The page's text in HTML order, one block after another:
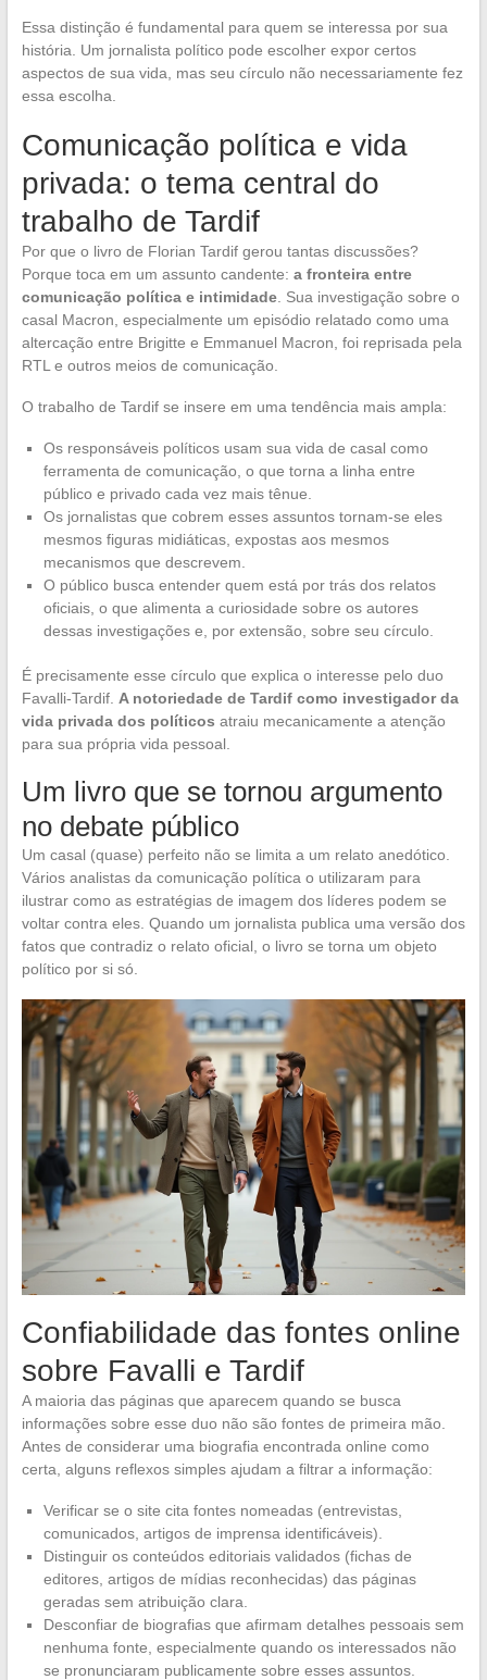
Essa distinção é fundamental para quem se interessa por sua
história. Um jornalista político pode escolher expor certos
aspectos de sua vida, mas seu círculo não necessariamente fez
essa escolha.
Comunicação política e vida
privada: o tema central do
trabalho de Tardif
Por que o livro de Florian Tardif gerou tantas discussões?
Porque toca em um assunto candente: a fronteira entre
comunicação política e intimidade. Sua investigação sobre o
casal Macron, especialmente um episódio relatado como uma
altercação entre Brigitte e Emmanuel Macron, foi reprisada pela
RTL e outros meios de comunicação.
O trabalho de Tardif se insere em uma tendência mais ampla:
Os responsáveis políticos usam sua vida de casal como
ferramenta de comunicação, o que torna a linha entre
público e privado cada vez mais tênue.
Os jornalistas que cobrem esses assuntos tornam-se eles
mesmos figuras midiáticas, expostas aos mesmos
mecanismos que descrevem.
O público busca entender quem está por trás dos relatos
oficiais, o que alimenta a curiosidade sobre os autores
dessas investigações e, por extensão, sobre seu círculo.
É precisamente esse círculo que explica o interesse pelo duo
Favalli-Tardif. A notoriedade de Tardif como investigador da
vida privada dos políticos atraiu mecanicamente a atenção
para sua própria vida pessoal.
Um livro que se tornou argumento
no debate público
Um casal (quase) perfeito não se limita a um relato anedótico.
Vários analistas da comunicação política o utilizaram para
ilustrar como as estratégias de imagem dos líderes podem se
voltar contra eles. Quando um jornalista publica uma versão dos
fatos que contradiz o relato oficial, o livro se torna um objeto
político por si só.
Confiabilidade das fontes online
sobre Favalli e Tardif
A maioria das páginas que aparecem quando se busca
informações sobre esse duo não são fontes de primeira mão.
Antes de considerar uma biografia encontrada online como
certa, alguns reflexos simples ajudam a filtrar a informação:
Verificar se o site cita fontes nomeadas (entrevistas,
comunicados, artigos de imprensa identificáveis).
Distinguir os conteúdos editoriais validados (fichas de
editores, artigos de mídias reconhecidas) das páginas
geradas sem atribuição clara.
Desconfiar de biografias que afirmam detalhes pessoais sem
nenhuma fonte, especialmente quando os interessados não
se pronunciaram publicamente sobre esses assuntos.